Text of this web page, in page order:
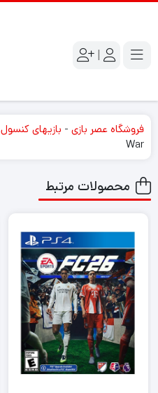
|
فروشگاه عصر بازی - بازیهای کنسول
War
محصولات مرتبط